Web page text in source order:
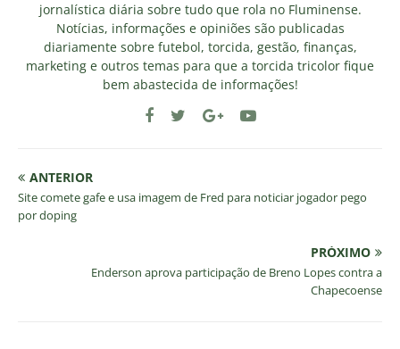
jornalística diária sobre tudo que rola no Fluminense.
Notícias, informações e opiniões são publicadas
diariamente sobre futebol, torcida, gestão, finanças,
marketing e outros temas para que a torcida tricolor fique
bem abastecida de informações!
ANTERIOR
Site comete gafe e usa imagem de Fred para noticiar jogador pego
por doping
PRÓXIMO
Enderson aprova participação de Breno Lopes contra a
Chapecoense